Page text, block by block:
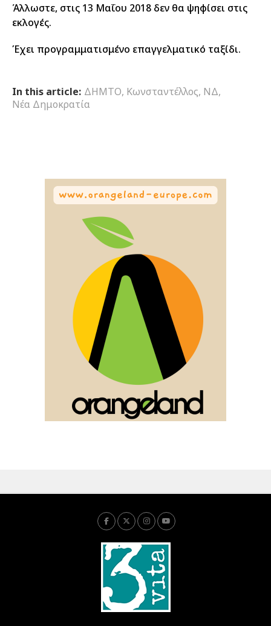
Άλλωστε, στις 13 Μαΐου 2018 δεν θα ψηφίσει στις
εκλογές.
Έχει προγραμματισμένο επαγγελματικό ταξίδι.
In this article: ΔΗΜΤΟ, Κωνσταντέλλος, ΝΔ,
Νέα Δημοκρατία